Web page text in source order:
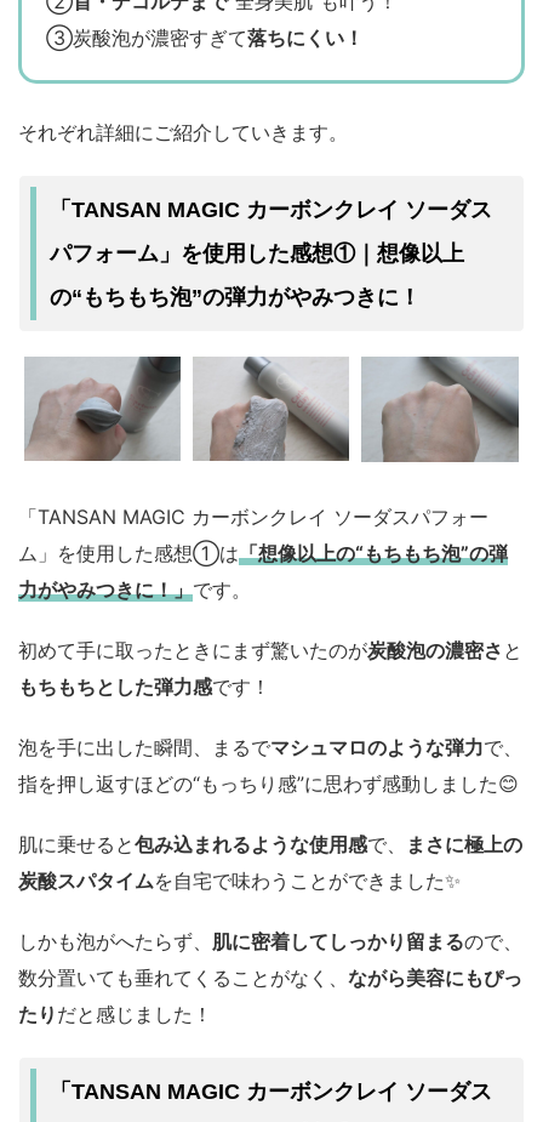
③炭酸泡が濃密すぎて落ちにくい！
それぞれ詳細にご紹介していきます。
「TANSAN MAGIC カーボンクレイ ソーダス
パフォーム」を使用した感想①｜想像以上
の“もちもち泡”の弾力がやみつきに！
「TANSAN MAGIC カーボンクレイ ソーダスパフォー
ム」を使用した感想①は「想像以上の“もちもち泡”の弾
力がやみつきに！」です。
初めて手に取ったときにまず驚いたのが炭酸泡の濃密さ と
もちもちとした弾力感です！
泡を手に出した瞬間、まるでマシュマロのような弾力で、
指を押し返すほどの“もっちり感”に思わず感動しました😊
肌に乗せると包み込まれるような使用感で、
まさに極上の
炭酸スパタイムを自宅で味わうことができました✨️
しかも泡がへたらず、 肌に密着してしっかり留まるので、
数分置いても垂れてくることがなく、 ながら美容にもぴっ
たり だと感じました！
「TANSAN MAGIC カーボンクレイ ソーダス